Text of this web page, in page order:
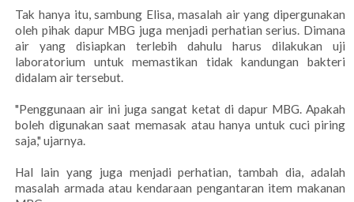
Tak hanya itu, sambung Elisa, masalah air yang dipergunakan
oleh pihak dapur MBG juga menjadi perhatian serius. Dimana
air yang disiapkan terlebih dahulu harus dilakukan uji
laboratorium untuk memastikan tidak kandungan bakteri
didalam air tersebut.
"Penggunaan air ini juga sangat ketat di dapur MBG. Apakah
boleh digunakan saat memasak atau hanya untuk cuci piring
saja," ujarnya.
Hal lain yang juga menjadi perhatian, tambah dia, adalah
masalah armada atau kendaraan pengantaran item makanan